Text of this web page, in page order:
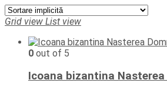
Grid view List view
0 out of 5
Icoana bizantina Nasterea